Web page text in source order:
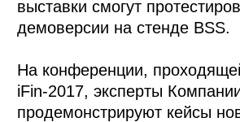
выставки смогут
демоверсии на стенде BSS.
На конференции,
iFin-2017, эксперты
продемонстрируют кейсы